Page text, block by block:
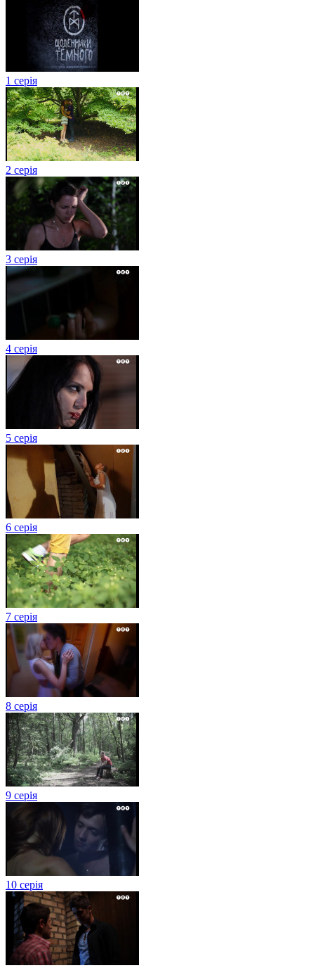
1 серія
2 серія
3 серія
4 серія
5 серія
6 серія
7 серія
8 серія
9 серія
10 серія